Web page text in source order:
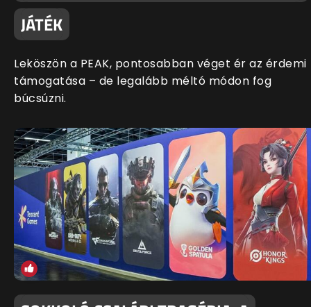
JÁTÉK
Leköszön a PEAK, pontosabban véget ér az érdemi
támogatása – de legalább méltó módon fog
búcsúzni.